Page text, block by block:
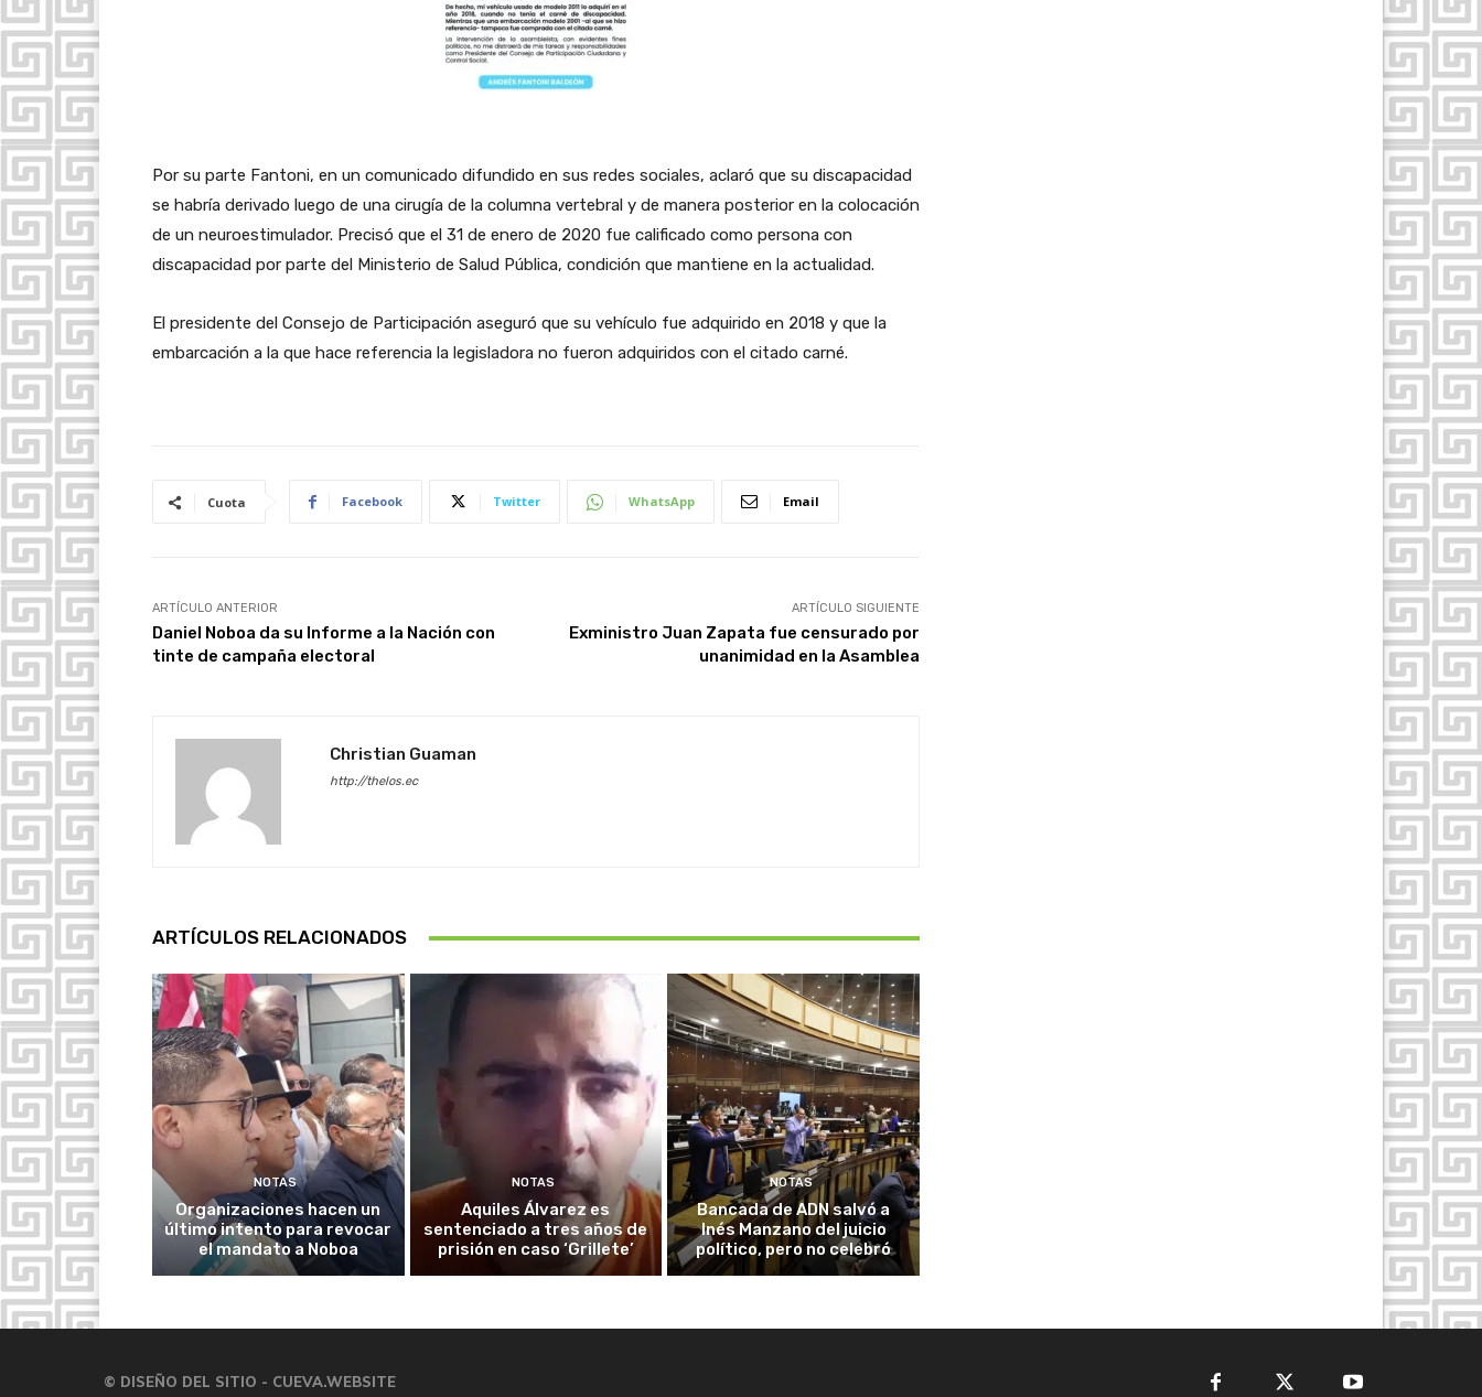
Por su parte Fantoni, en un comunicado difundido en sus redes sociales, aclaró que su discapacidad
se habría derivado luego de una cirugía de la columna vertebral y de manera posterior en la colocación
de un neuroestimulador. Precisó que el 31 de enero de 2020 fue calificado como persona con
discapacidad por parte del Ministerio de Salud Pública, condición que mantiene en la actualidad.
El presidente del Consejo de Participación aseguró que su vehículo fue adquirido en 2018 y que la
embarcación a la que hace referencia la legisladora no fueron adquiridos con el citado carné.
Cuota Facebook Twitter WhatsApp Email
ARTÍCULO ANTERIOR
Daniel Noboa da su Informe a la Nación con
tinte de campaña electoral
ARTÍCULO SIGUIENTE
Exministro Juan Zapata fue censurado por
unanimidad en la Asamblea
Christian Guaman
http://thelos.ec
ARTÍCULOS RELACIONADOS
NOTAS
Organizaciones hacen un
último intento para revocar
el mandato a Noboa
NOTAS
Aquiles Álvarez es
sentenciado a tres años de
prisión en caso ‘Grillete’
NOTAS
Bancada de ADN salvó a
Inés Manzano del juicio
político, pero no celebró
© DISEÑO DEL SITIO - CUEVA.WEBSITE